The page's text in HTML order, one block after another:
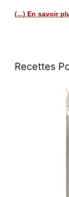
(...) En savoir
Recettes